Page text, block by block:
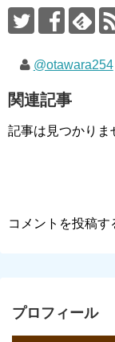
@otawara254
関連記事
記事は見つかりま
コメントを投稿す
プロフィール